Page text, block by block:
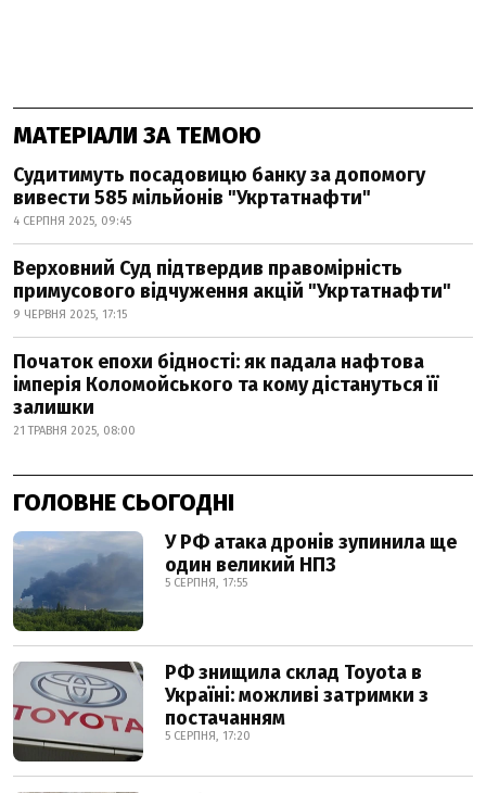
МАТЕРІАЛИ ЗА ТЕМОЮ
Судитимуть посадовицю банку за допомогу
вивести 585 мільйонів "Укртатнафти"
4 СЕРПНЯ 2025, 09:45
Верховний Суд підтвердив правомірність
примусового відчуження акцій "Укртатнафти"
9 ЧЕРВНЯ 2025, 17:15
Початок епохи бідності: як падала нафтова
імперія Коломойського та кому дістануться її
залишки
21 ТРАВНЯ 2025, 08:00
ГОЛОВНЕ СЬОГОДНІ
У РФ атака дронів зупинила ще
один великий НПЗ
5 СЕРПНЯ, 17:55
РФ знищила склад Toyota в
Україні: можливі затримки з
постачанням
5 СЕРПНЯ, 17:20